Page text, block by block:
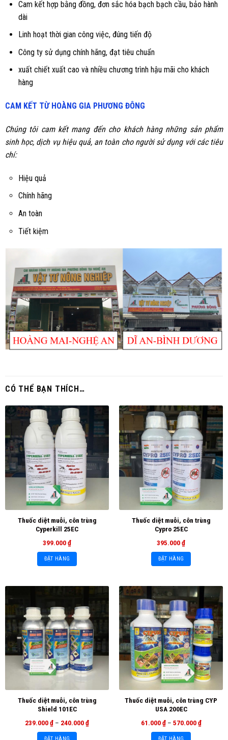
Cam kết hợp bằng đồng, đơn sắc hóa bạch bạch cầu, bảo hành
dài
Linh hoạt thời gian công việc, đúng tiến độ
Công ty sử dụng chính hãng, đạt tiêu chuẩn
xuất chiết xuất cao và nhiều chương trình hậu mãi cho khách
hàng
CAM KẾT TỪ HOÀNG GIA PHƯƠNG ĐÔNG
Chúng tôi cam kết mang đến cho khách hàng những sản phẩm
sinh học, dịch vụ hiệu quả, an toàn cho người sử dụng với các tiêu
chí:
Hiệu quả
Chính hãng
An toàn
Tiết kiệm
CÓ THỂ BẠN THÍCH…
Thuốc diệt muỗi, côn trùng
Cyperkill 25EC
399.000₫
ĐẶT HÀNG
Thuốc diệt muỗi, côn trùng
Cypro 25EC
395.000₫
ĐẶT HÀNG
Thuốc diệt muỗi, côn trùng
Shield 101EC
239.000₫ – 240.000₫
Thuốc diệt muỗi, côn trùng CYP
USA 200EC
61.000₫ – 570.000₫